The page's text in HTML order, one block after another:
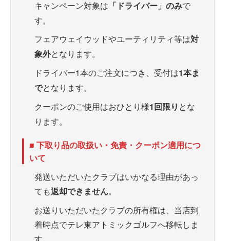
キャンペーン対象は 「ドライバー」のみで
す。
フェアウェイウッドやユーティリティ等は対
象外となります。
ドライバー1本のご注文につき、受付は1本ま
でとなります。
クーポンのご使用はおひとり様1回限り とな
ります。
■ 下取り品の取扱い・免責・クーポン適用につ
いて
発送いただいたクラブはいかなる理由があっ
ても返却できません。
お送りいただいたクラブの所有権は、当店到
着時点でテレ東アトミックゴルフへ移転しま
す。